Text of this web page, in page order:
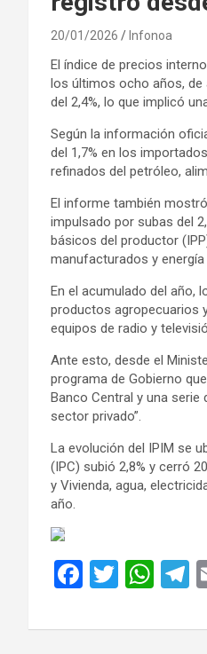
20/01/2026 Infonoa
El índice de precios
los últimos ocho años, de
del 2,4%, lo que implicó
Según la información
del 1,7% en los
refinados del petróleo,
El informe también
impulsado por subas del
básicos del productor
manufacturados y energía
En el acumulado del año,
productos agropecuarios
equipos de radio y
Ante esto, desde el
programa de Gobierno
Banco Central y una
sector privado”.
La evolución del IPIM se
(IPC) subió 2,8% y cerró
y Vivienda, agua,
año.
F
ce
T
tt
W
at
T
e